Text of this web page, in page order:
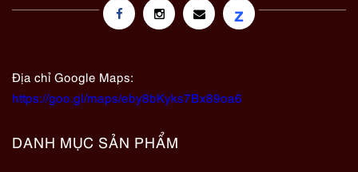
z
Địa chỉ Google Maps:
https://goo.gl/maps/eby8bKyks7Bx89oa6
DANH MỤC SẢN PHẨM